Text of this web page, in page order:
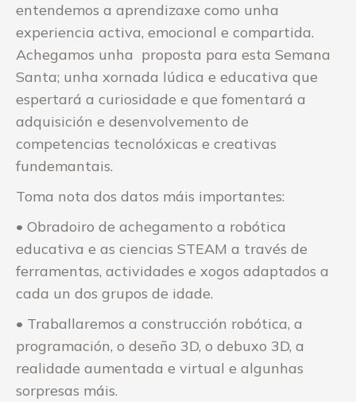
entendemos a aprendizaxe como unha
experiencia activa, emocional e compartida.
Achegamos unha proposta para esta Semana
Santa; unha xornada lúdica e educativa que
espertará a curiosidade e que fomentará a
adquisición e desenvolvemento de
competencias tecnolóxicas e creativas
fundemantais.
Toma nota dos datos máis importantes:
• Obradoiro de achegamento a robótica
educativa e as ciencias STEAM a través de
ferramentas, actividades e xogos adaptados a
cada un dos grupos de idade.
• Traballaremos a construcción robótica, a
programación, o deseño 3D, o debuxo 3D, a
realidade aumentada e virtual e algunhas
sorpresas máis.